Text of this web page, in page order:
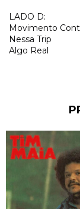
LADO D:
Movimento
Nessa Trip
Algo Real